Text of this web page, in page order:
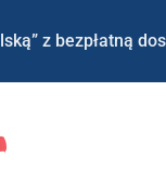
z bezpłatną